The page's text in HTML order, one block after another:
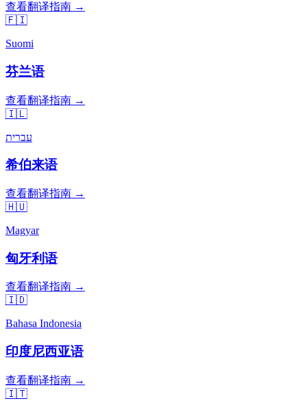
查看翻译指南 →
🇫🇮
Suomi
芬兰语
查看翻译指南 →
🇮🇱
עברית
希伯来语
查看翻译指南 →
🇭🇺
Magyar
匈牙利语
查看翻译指南 →
🇮🇩
Bahasa Indonesia
印度尼西亚语
查看翻译指南 →
🇮🇹